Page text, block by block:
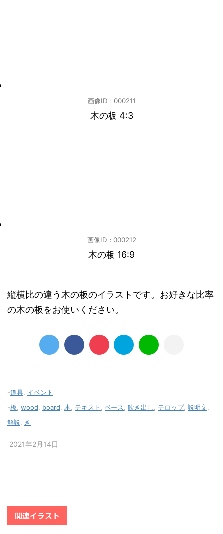
画像ID：000211
木の板 4:3
画像ID：000212
木の板 16:9
縦横比の違う木の板のイラストです。お好きな比率
の木の板をお使いください。
-道具 イベント
-板 wood board 木 テキスト ベース 吹き出し テロップ, 説明文
解説
き
2021年2月14日
関連イラスト